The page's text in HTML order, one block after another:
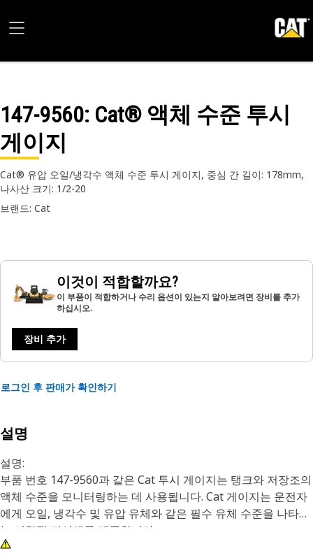
147-9560: Cat® 액체 수준 투시
게이지
Cat® 유압 오일/냉각수 액체 수준 투시 게이지, 중심 간 길이: 178mm,
나사산 크기: 1/2-20
브랜드: Cat
이것이 적합할까요?
이 부품이 적합하거나 수리 옵션이 있는지 알아보려면 장비를 추가
하십시오.
장비 추가
로그인 후 판매가 확인하기
설명
설명:
부품 번호 147-9560과 같은 Cat 투시 게이지는 탱크와 저장조의
액체 수준을 모니터링하는 데 사용됩니다. Cat 게이지는 운전자
에게 오일, 냉각수 및 유압 유체와 같은 필수 유체 수준을 나타내
는 시각적 지시계를 제공합니다.